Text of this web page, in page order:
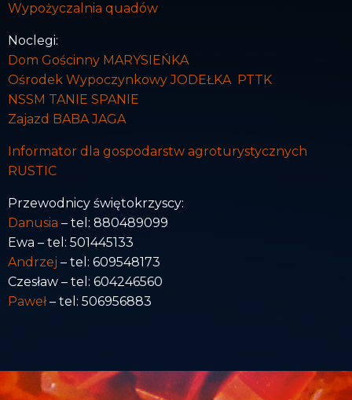
Wypożyczalnia quadów
Noclegi:
Dom Gościnny MARYSIEŃKA
Ośrodek Wypoczynkowy JODEŁKA PTTK
NSSM TANIE SPANIE
Zajazd BABA JAGA
Informator dla gospodarstw agroturystycznych
RUSTIC
Przewodnicy świętokrzyscy:
Danusia – tel: 880489099
Ewa – tel: 501445133
Andrzej – tel: 609548173
Czesław – tel: 604246560
Paweł– tel: 506956883